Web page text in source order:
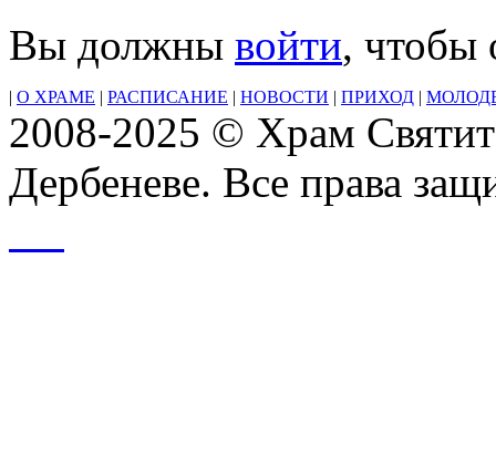
Вы должны войти, чтобы
| О ХРАМЕ | РАСПИСАНИЕ | НОВОСТИ | ПРИХОД |
2008-2025 © Храм
Дербеневе. Все права